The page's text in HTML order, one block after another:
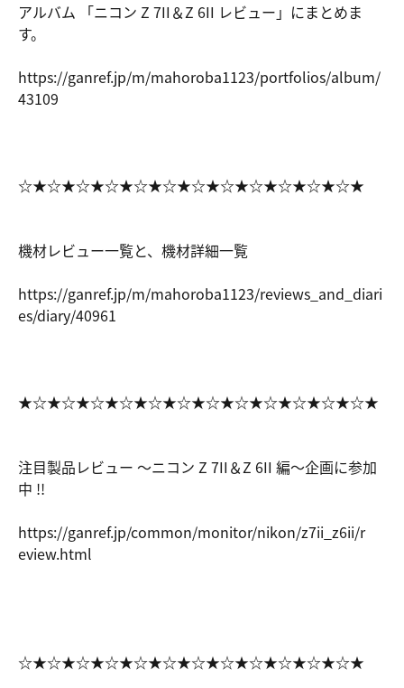
アルバム 「ニコン Z 7II＆Z 6II レビュー」にまとめま
す。
https://ganref.jp/m/mahoroba1123/portfolios/album/
43109
☆★☆★☆★☆★☆★☆★☆★☆★☆★☆★☆★☆★
機材レビュー一覧と、機材詳細一覧
https://ganref.jp/m/mahoroba1123/reviews _and_diari
es/diary/40961
★☆★☆★☆★☆★☆★☆★☆★☆★☆★☆★☆★☆★
注目製品レビュー ～ニコン Z 7II＆Z 6II 編～企画に参加
中 !!
https://ganref.jp/common/monitor/nikon/z7ii_z6ii/r
eview.html
☆★☆★☆★☆★☆★☆★☆★☆★☆★☆★☆★☆★